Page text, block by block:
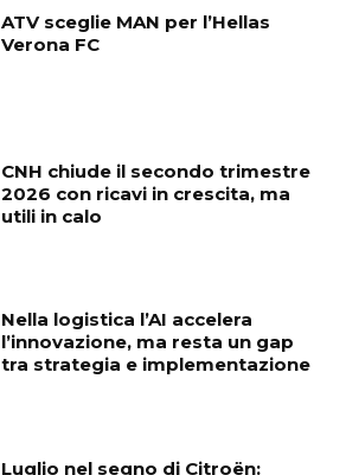
ATV sceglie MAN per l’Hellas
Verona FC
CNH chiude il secondo trimestre
2026 con ricavi in crescita, ma
utili in calo
Nella logistica l’AI accelera
l’innovazione, ma resta un gap
tra strategia e implementazione
Luglio nel segno di Citroën: